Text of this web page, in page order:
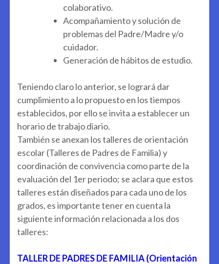
colaborativo.
Acompañamiento y solución de
problemas del Padre/Madre y/o
cuidador.
Generación de hábitos de estudio.
Teniendo claro lo anterior, se logrará dar
cumplimiento a lo propuesto en los tiempos
establecidos, por ello se invita a establecer un
horario de trabajo diario.
También se anexan los talleres de orientación
escolar (Talleres de Padres de Familia) y
coordinación de convivencia como parte de la
evaluación del 1er periodo; se aclara que estos
talleres están diseñados para cada uno de los
grados, es importante tener en cuenta la
siguiente información relacionada a los dos
talleres:
TALLER DE PADRES DE FAMILIA (Orientación